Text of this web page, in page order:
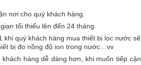
nơi cho quý khách hàng.
tổi thiểu lên đến 24 tháng.
khi quý khách hàng mua thiết bị lọc nước sẽ
bị đo nồng độ ion trong nước…vv
hàng dễ dàng hơn, khi muốn tiếp cận